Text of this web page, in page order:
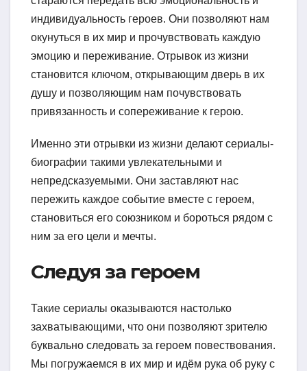
индивидуальность героев. Они позволяют нам
окунуться в их мир и прочувствовать каждую
эмоцию и переживание. Отрывок из жизни
становится ключом, открывающим дверь в их
душу и позволяющим нам почувствовать
привязанность и сопереживание к герою.
Именно эти отрывки из жизни делают сериалы-
биографии такими увлекательными и
непредсказуемыми. Они заставляют нас
пережить каждое событие вместе с героем,
становиться его союзником и бороться рядом с
ним за его цели и мечты.
Следуя за героем
Такие сериалы оказываются настолько
захватывающими, что они позволяют зрителю
буквально следовать за героем повествования.
Мы погружаемся в их мир и идём рука об руку с